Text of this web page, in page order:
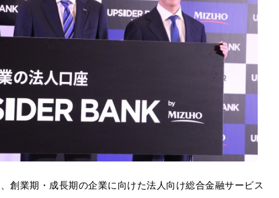
創業期・成長期の企業に向けた法人向け総合金融サービス